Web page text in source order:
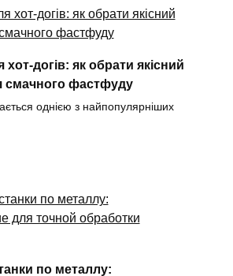
догів: як обрати якісний
смачного фастфуду
однією з найпопулярніших
по металлу: